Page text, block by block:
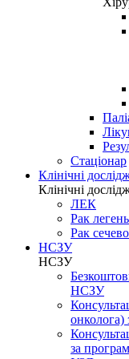
Стаціонар
Клінічні
Клінічні
ЛЕК
Рак легень
Рак
НСЗУ
НСЗУ
НСЗУ
за